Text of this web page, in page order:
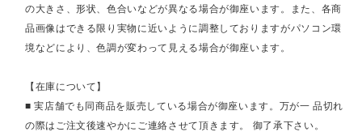
の大きさ、形状、色合いなどが異なる場合が御座います。また、各商
品画像はできる限り実物に近いように調整しておりますがパソコン環
境などにより、色調が変わって見える場合が御座います。
【在庫について】
■ 実店舗でも同商品を販売している場合が御座います。万が一 品切れ
の際はご注文後速やかにご連絡させて頂きます。 御了承下さい。